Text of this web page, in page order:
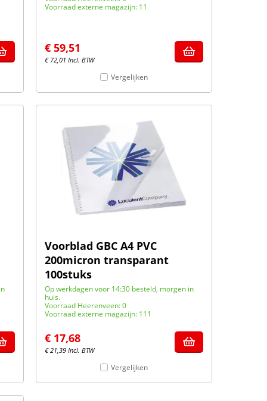
Voorraad externe magazijn: 11
€ 59,51
€ 72,01 Incl. BTW
Vergelijken
Voorblad GBC A4 PVC
200micron transparant
100stuks
Op werkdagen voor 14:30 besteld, morgen in
huis.
Voorraad Heerenveen: 0
Voorraad externe magazijn: 111
€ 17,68
€21,39 Incl. BTW
Vergelijken